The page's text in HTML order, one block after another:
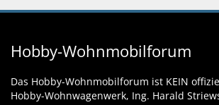
Hobby-Wohnmobilforum
Das Hobby-Wohnmobilforum ist KEIN
Hobby-Wohnwagenwerk, Ing. Harald